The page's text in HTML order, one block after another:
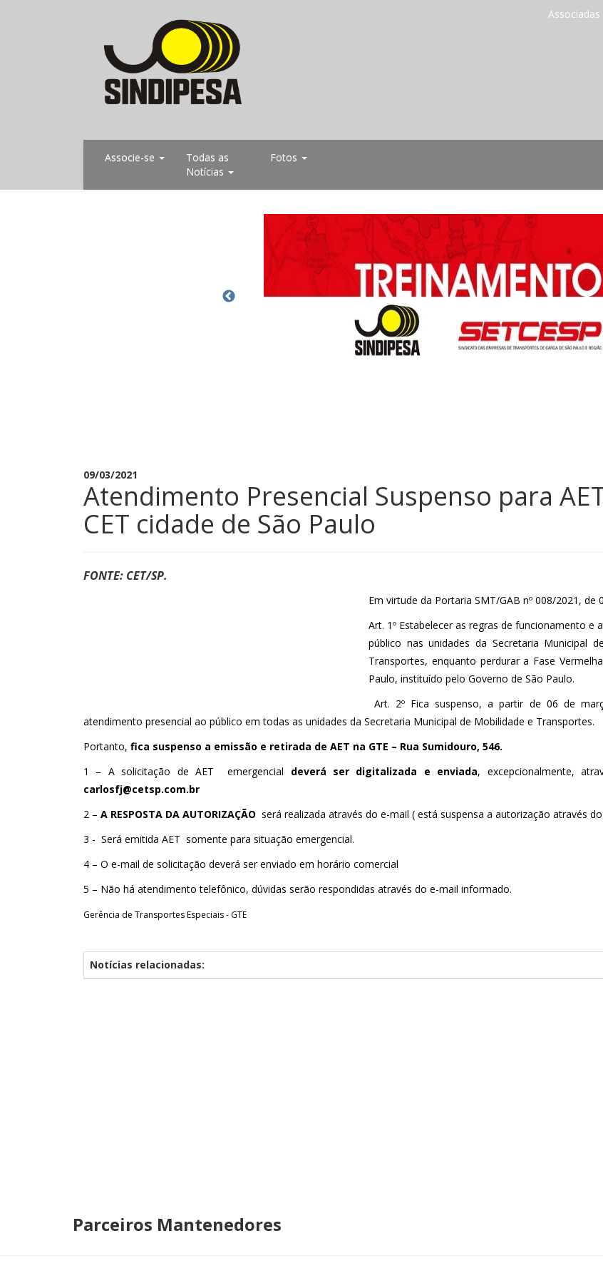
Associadas
Associe-se
Todas as
Notícias
Fotos
09/03/2021
Atendimento Presencial Suspenso para
CET cidade de São Paulo
FONTE: CET/SP.
Em virtude da Portaria SMT/GAB nº 008/2021, de
Art. 1º Estabelecer as regras de funcionamento e
público nas unidades da Secretaria Municipal
Transportes, enquanto perdurar a Fase
Paulo, instituído pelo Governo de São Paulo.
Art. 2º Fica suspenso, a partir de 06 de
atendimento presencial ao público em todas as unidades da Secretaria Municipal de Mobilidade e Transportes.
Portanto, fica suspenso a emissão e retirada de AET na GTE – Rua Sumidouro, 546.
1 – A solicitação de AET emergencial deverá ser digitalizada e enviada, excepcionalmente,
carlosfj@cetsp.com.br
2 – A RESPOSTA DA AUTORIZAÇÃO será realizada através do e-mail ( está suspensa a autorização através do
3 - Será emitida AET somente para situação emergencial.
4 – O e-mail de solicitação deverá ser enviado em horário comercial
5 – Não há atendimento telefônico, dúvidas serão respondidas através do e-mail informado.
Gerência de Transportes Especiais - GTE
Notícias relacionadas:
Parceiros Mantenedores